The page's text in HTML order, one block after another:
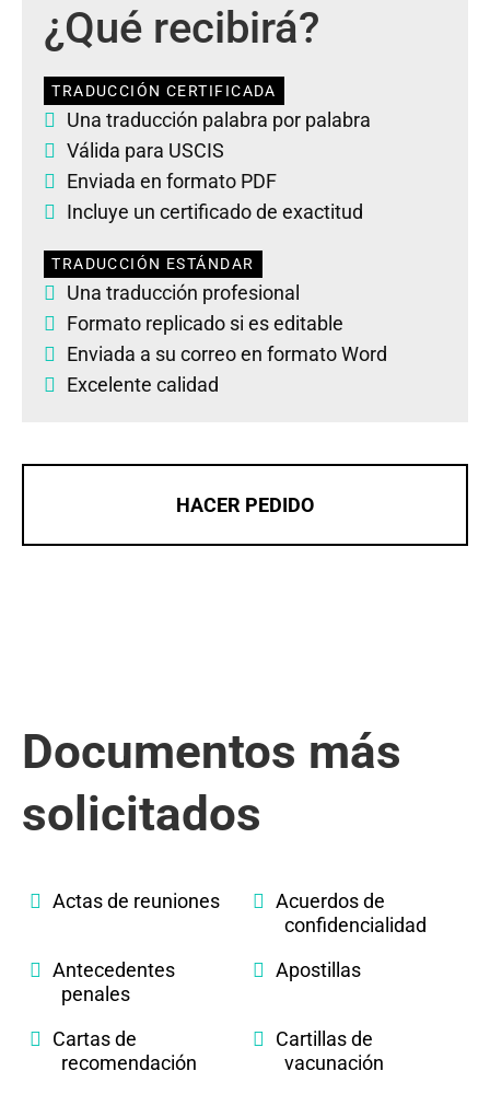
¿Qué recibirá?
TRADUCCIÓN CERTIFICADA
Una traducción palabra por palabra
Válida para USCIS
Enviada en formato PDF
Incluye un certificado de exactitud
TRADUCCIÓN ESTÁNDAR
Una traducción profesional
Formato replicado si es editable
Enviada a su correo en formato Word
Excelente calidad
HACER PEDIDO
Documentos más
solicitados
Actas de reuniones
Acuerdos de
confidencialidad
Antecedentes
penales
Apostillas
Cartas de
recomendación
Cartillas de
vacunación